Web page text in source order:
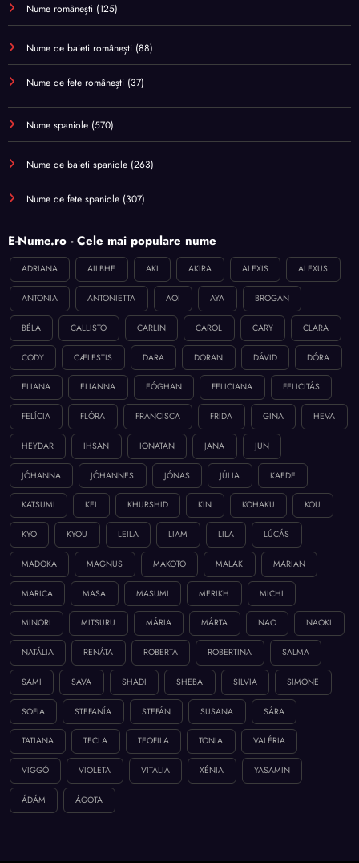
Nume românești (125)
Nume de baieti românești (88)
Nume de fete românești (37)
Nume spaniole (570)
Nume de baieti spaniole (263)
Nume de fete spaniole (307)
E-Nume.ro - Cele mai populare nume
ADRIANA AILBHE AKI AKIRA ALEXIS ALEXUS
ANTONIA ANTONIETTA AOI AYA BROGAN
BÉLA CALLISTO CARLIN CAROL CARY CLARA
CODY CÆLESTIS DARA DORAN DÁVID DÓRA
ELIANA ELIANNA EÓGHAN FELICIANA FELICITÁS
FELÍCIA FLÓRA FRANCISCA FRIDA GINA HEVA
HEYDAR IHSAN IONATAN JANA JUN
JÓHANNA JÓHANNES JÓNAS JÚLIA KAEDE
KATSUMI KEI KHURSHID KIN KOHAKU KOU
KYO KYOU LEILA LIAM LILA LÚCÁS
MADOKA MAGNUS MAKOTO MALAK MARIAN
MARICA MASA MASUMI MERIKH MICHI
MINORI MITSURU MÁRIA MÁRTA NAO NAOKI
NATÁLIA RENÁTA ROBERTA ROBERTINA SALMA
SAMI SAVA SHADI SHEBA SILVIA SIMONE
SOFIA STEFANÍA STEFÁN SUSANA SÁRA
TATIANA TECLA TEOFILA TONIA VALÉRIA
VIGGÓ VIOLETA VITALIA XÉNIA YASAMIN
ÁDÁM ÁGOTA